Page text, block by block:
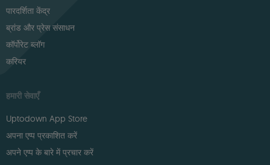
पारदर्शिता केंद्र
ब्रांड और प्रेस संसाधन
कॉर्पोरेट ब्लॉग
करियर
हमारी सेवाएँ
Uptodown App Store
अपना एप्प प्रकाशित करें
अपने एप्प के बारे में प्रचार करें